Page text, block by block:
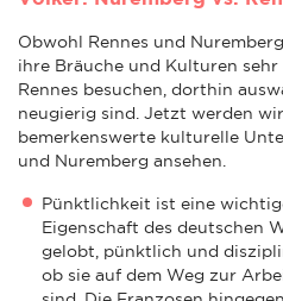
Obwohl Rennes und
ihre Bräuche und Kulturen
Rennes besuchen, dorthin
neugierig sind. Jetzt werden
bemerkenswerte kulturelle
und Nuremberg ansehen.
Pünktlichkeit ist eine
Eigenschaft des deutschen
gelobt, pünktlich und
ob sie auf dem Weg zur